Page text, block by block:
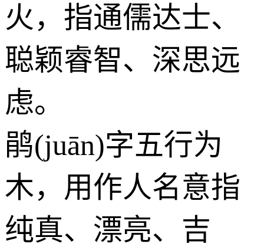
火 ，指通儒达士、
聪颖睿智、深思远
虑。
鹃(juān)字五行为
木，用作人名意指
纯真、漂亮、吉